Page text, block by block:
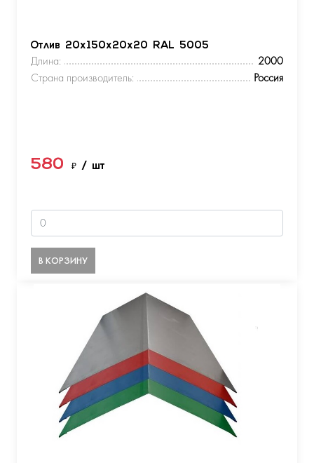
Отлив 20х150х20х20 RAL 5005
Длина:
2000
Страна производитель:
Россия
580 ₽ / шт
В КОРЗИНУ